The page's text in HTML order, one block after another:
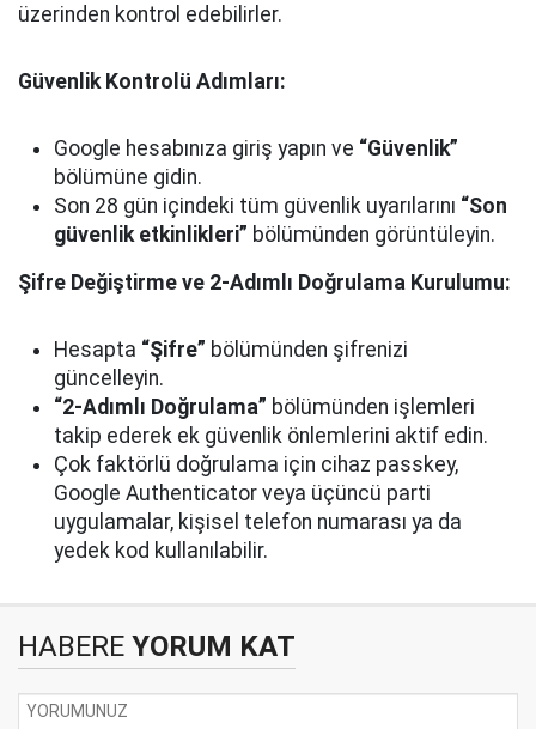
üzerinden kontrol edebilirler.
Güvenlik Kontrolü Adımları:
Google hesabınıza giriş yapın ve “Güvenlik”
bölümüne gidin.
Son 28 gün içindeki tüm güvenlik uyarılarını “Son
güvenlik etkinlikleri” bölümünden görüntüleyin.
Şifre Değiştirme ve 2-Adımlı Doğrulama Kurulumu:
Hesapta “Şifre” bölümünden şifrenizi
güncelleyin.
“2-Adımlı Doğrulama” bölümünden işlemleri
takip ederek ek güvenlik önlemlerini aktif edin.
Çok faktörlü doğrulama için cihaz passkey,
Google Authenticator veya üçüncü parti
uygulamalar, kişisel telefon numarası ya da
yedek kod kullanılabilir.
HABERE YORUM KAT